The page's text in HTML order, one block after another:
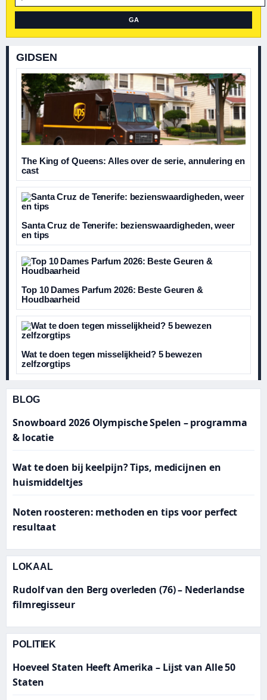
GA
GIDSEN
The King of Queens: Alles over de serie, annulering en
cast
Santa Cruz de Tenerife: bezienswaardigheden, weer
en tips
Top 10 Dames Parfum 2026: Beste Geuren &
Houdbaarheid
Wat te doen tegen misselijkheid? 5 bewezen
zelfzorgtips
BLOG
Snowboard 2026 Olympische Spelen – programma
& locatie
Wat te doen bij keelpijn? Tips, medicijnen en
huismiddeltjes
Noten roosteren: methoden en tips voor perfect
resultaat
LOKAAL
Rudolf van den Berg overleden (76) – Nederlandse
filmregisseur
POLITIEK
Hoeveel Staten Heeft Amerika – Lijst van Alle 50
Staten